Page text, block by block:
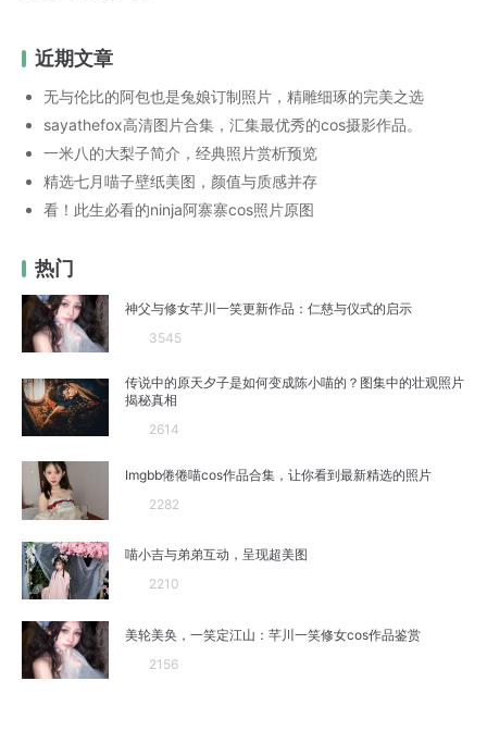
近期文章
无与伦比的阿包也是兔娘订制照片，精雕细琢的完美之选
sayathefox高清图片合集，汇集最优秀的cos摄影作品。
一米八的大梨子简介，经典照片赏析预览
精选七月喵子壁纸美图，颜值与质感并存
看！此生必看的ninja阿寨寨cos照片原图
热门
神父与修女芊川一笑更新作品：仁慈与仪式的启示
3545
传说中的原天夕子是如何变成陈小喵的？图集中的壮观照片
揭秘真相
2614
Imgbb倦倦喵cos作品合集，让你看到最新精选的照片
2282
喵小吉与弟弟互动，呈现超美图
2210
美轮美奂，一笑定江山：芊川一笑修女cos作品鉴赏
2156